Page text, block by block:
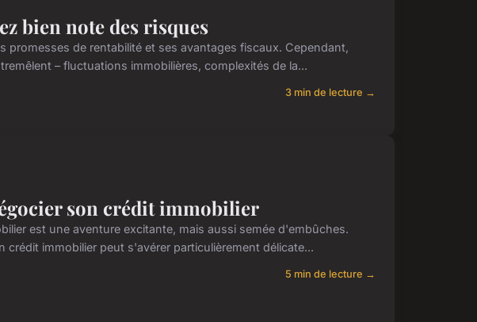
bien note des risques
promesses de rentabilité et ses avantages fiscaux. Cependant,
– fluctuations immobilières, complexités de la...
3 min de lecture →
son crédit immobilier
est une aventure excitante, mais aussi semée d'embûches.
crédit immobilier peut s'avérer particulièrement délicate...
5 min de lecture →